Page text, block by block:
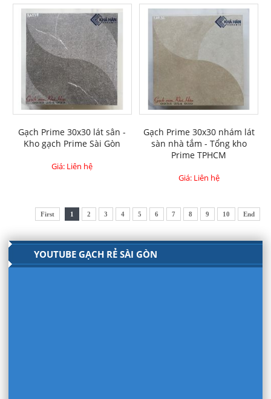
Gạch Prime 30x30 lát sân -
Kho gạch Prime Sài Gòn
Giá: Liên hệ
Gạch Prime 30x30 nhám lát
sàn nhà tắm - Tổng kho
Prime TPHCM
Giá: Liên hệ
First 1 2 3 4 5 6 7 8 9 10 End
YOUTUBE GẠCH RẺ SÀI GÒN